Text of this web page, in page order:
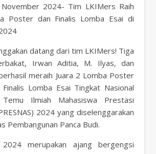
Poster dan Finalis Lomba Esai di
datang dari tim LKIMers! Tiga
Irwan Aditia, M. Ilyas, dan
meraih Juara 2 Lomba Poster
Lomba Esai Tingkat Nasional
Ilmiah Mahasiswa Prestasi
2024 yang diselenggarakan
Pembangunan Panca Budi.
2024 merupakan ajang bergengsi